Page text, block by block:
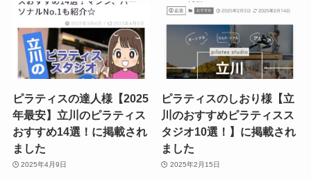
ピラティスの達人様【2025
年最安】立川のピラティス
おすすめ14選！に掲載され
ました
2025年4月9日
ピラティスのしおり様【立
川のおすすめピラティスス
タジオ10選！】に掲載され
ました
2025年2月15日